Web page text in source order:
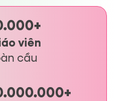
viên
cầu